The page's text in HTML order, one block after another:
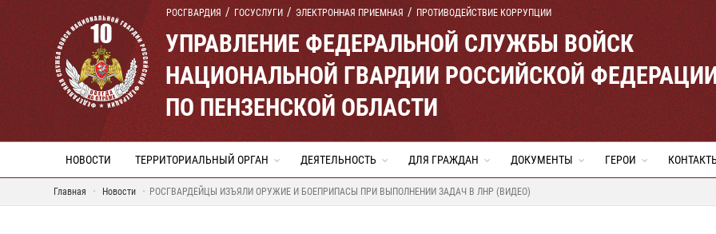
РОСГВАРДИЯ ГОСУСЛУГИ ЭЛЕКТРОННАЯ ПРИЕМНАЯ ПРОТИВОДЕЙСТВИЕ КОРРУПЦИИ
УПРАВЛЕНИЕ ФЕДЕРАЛЬНОЙ СЛУЖБЫ ВОЙСК
НАЦИОНАЛЬНОЙ ГВАРДИИ РОССИЙСКОЙ
ПО ПЕНЗЕНСКОЙ ОБЛАСТИ
НОВОСТИ ТЕРРИТОРИАЛЬНЫЙ ОРГАН ДЕЯТЕЛЬНОСТЬ ДЛЯ ГРАЖДАН ДОКУМЕНТЫ ГЕРОИ
Главная Новости РОСГВАРДЕЙЦЫ ИЗЪЯЛИ ОРУЖИЕ И БОЕПРИПАСЫ ПРИ ВЫПОЛНЕНИИ ЗАДАЧ В ЛНР (ВИДЕО)